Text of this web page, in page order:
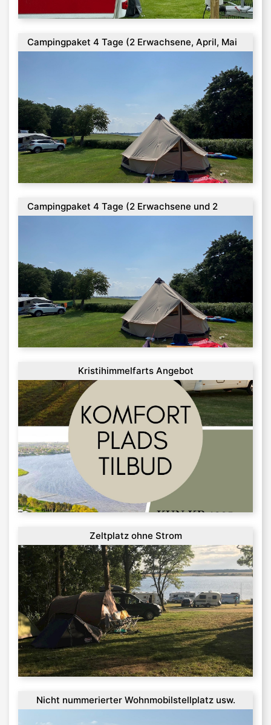
Campingpaket 4 Tage (2 Erwachsene, April, Mai
und September)
Campingpaket 4 Tage (2 Erwachsene und 2
Kinder, April, Mai und September)
Kristihimmelfarts Angebot
Zeltplatz ohne Strom
Nicht nummerierter Wohnmobilstellplatz usw.